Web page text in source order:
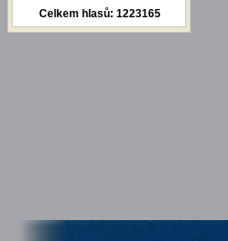
Celkem hlasů: 1223165